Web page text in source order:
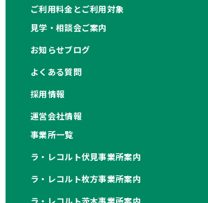
ご利用料金とご利用対象
見学・相談会ご案内
お知らせブログ
よくある質問
採用情報
運営会社情報
事業所一覧
ラ・レコルト伏見事業所案内
ラ・レコルト枚方事業所案内
ラ・レコルト茨木事業所案内